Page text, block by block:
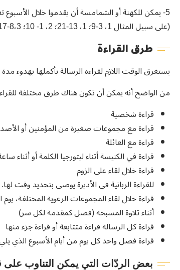
5- يمكن للكهنة أو الشمامسة أن يقدموا خلال
(على سبيل المثال 1، 3-9؛ 1، 13-21؛ 2، 1- 10؛ 8،3-17؛ 4، 12-19؛ 1،5-11).
طرق القراءة
يستغرق الوقت اللازم لقراءة الرسالة بأكملها بهدوء مدة 30/35 دقيقة كحد أقصى. كل فصل يحتاج إلى 5/6 دقائق كحد أقصى.
من الواضح أنه يمكن أن تكون هناك طرق مختلفة
قراءة شخصية
قراءة مع مجموعات صغيرة من المؤمنين أو
قراءة مع العائلة
قراءة في الكنيسة أثناء ليتورجيا الكلمة أو أثناء
قراءة خلال لقاء على الزوم
للقراءة الربانية في الأديرة يوصى بتحديد وقت لها.
قراءة خلال لقاء المجموعات الرعوية المختلفة،
أثناء تلاوة المسبحة (فصل كمقدمة لكل سر)
قراءة كل الرسالة قراءة متتابعة أو قراءة جزء منها
قراءة فصل واحد كل يوم من أيام الأسبوع الذي
بعض الردّات التي يمكن التناوب على